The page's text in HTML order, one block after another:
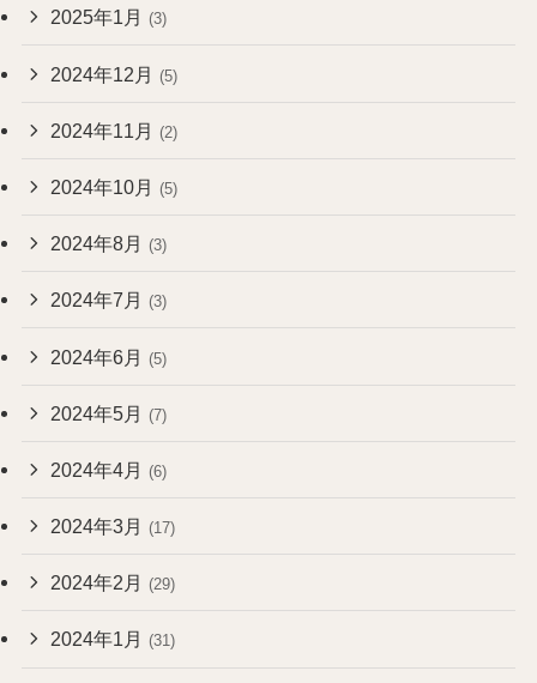
2025年1月 (3)
2024年12月 (5)
2024年11月 (2)
2024年10月 (5)
2024年8月 (3)
2024年7月 (3)
2024年6月 (5)
2024年5月 (7)
2024年4月 (6)
2024年3月 (17)
2024年2月 (29)
2024年1月 (31)